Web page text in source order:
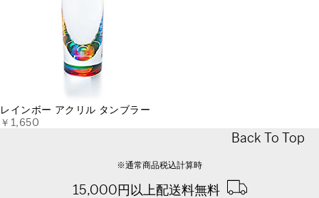
レインボー アクリル タンブラー
￥1,650
Back To Top
※通常商品税込計算時
15,000円以上配送料無料